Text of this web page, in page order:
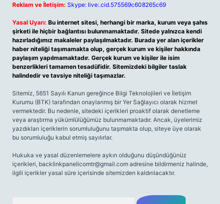
Reklam ve İletişim: Skype: live:.cid.575569c608265c69
Yasal Uyarı: Bu internet sitesi, herhangi bir marka, kurum veya şahıs
şirketi ile hiçbir bağlantısı bulunmamaktadır. Sitede yalnızca kendi
hazırladığımız makaleler paylaşılmaktadır. Burada yer alan içerikler
haber niteliği taşımamakta olup, gerçek kurum ve kişiler hakkında
paylaşım yapılmamaktadır. Gerçek kurum ve kişiler ile isim
benzerlikleri tamamen tesadüfidir. Sitemizdeki bilgiler taslak
halindedir ve tavsiye niteliği taşımazlar.
Sitemiz, 5651 Sayılı Kanun gereğince Bilgi Teknolojileri ve İletişim
Kurumu (BTK) tarafından onaylanmış bir Yer Sağlayıcı olarak hizmet
vermektedir. Bu nedenle, sitedeki içerikleri proaktif olarak denetleme
veya araştırma yükümlülüğümüz bulunmamaktadır. Ancak, üyelerimiz
yazdıkları içeriklerin sorumluluğunu taşımakta olup, siteye üye olarak
bu sorumluluğu kabul etmiş sayılırlar.
Hukuka ve yasal düzenlemelere aykırı olduğunu düşündüğünüz
içerikleri, backlinkpanelicomtr@gmail.com adresine bildirmeniz halinde,
ilgili içerikler yasal süre içerisinde sitemizden kaldırılacaktır.